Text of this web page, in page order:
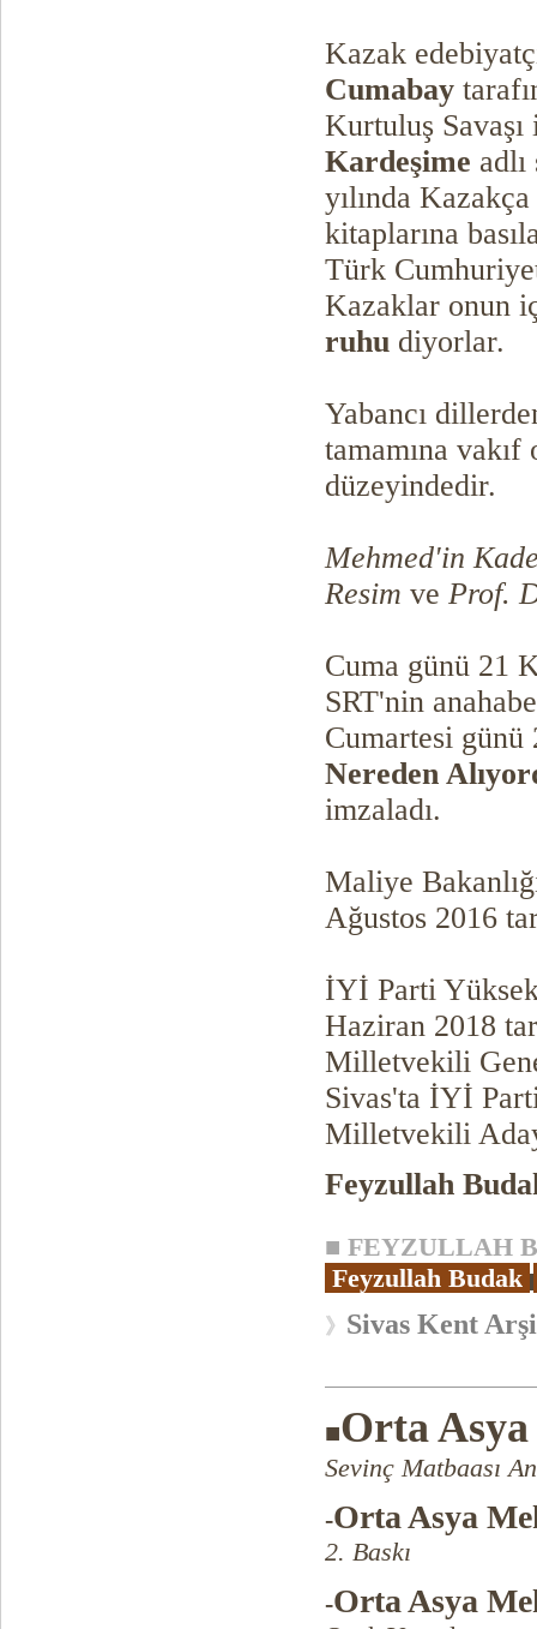
Kazak
Cumabay
Kurtuluş
Kardeşime
yılında
kitaplarına
Türk
Kazaklar onun
ruhu diyorlar.
Yabancı
tamamına vakıf
düzeyindedir.
Mehmed'in
Resim ve Prof.
Cuma günü 21
SRT'nin
Cumartesi
Nereden
imzaladı.
Maliye
Ağustos 2016
İYİ Parti
Haziran 2018
Milletvekili
Sivas'ta İYİ
Milletvekili Aday
Feyzullah
■ FEYZULLAH
Feyzullah Budak
》 Sivas Kent
■Orta
Sevinç Matbaası
-Orta Asya
2. Baskı
-Orta Asya